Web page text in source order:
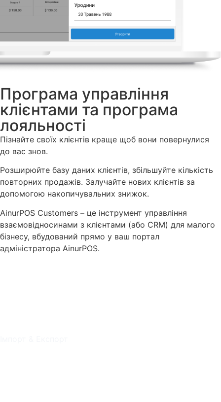
Програма управління
клієнтами та програма
лояльності​
Пізнайте своїх клієнтів краще щоб вони повернулися
до вас знов.​
Розширюйте базу даних клієнтів, збільшуйте кількість
повторних продажів. Залучайте нових клієнтів за
допомогою накопичувальних знижок.
AinurPOS Customers – це інструмент управління
взаємовідносинами з клієнтами (або CRM) для малого
бізнесу, вбудований прямо у ваш портал
адміністратора AinurPOS.